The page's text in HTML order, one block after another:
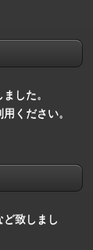
した。
ください。
ど致しまし